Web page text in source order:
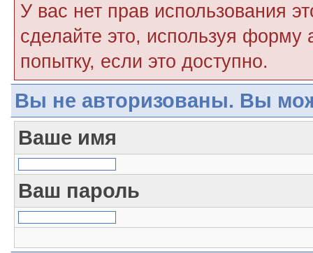
У вас нет прав использования
сделайте это, используя форму
попытку, если это доступно.
Вы не авторизованы. Вы
Ваше имя
Ваш пароль